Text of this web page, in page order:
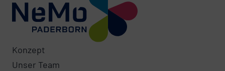
Konzept
Unser Team